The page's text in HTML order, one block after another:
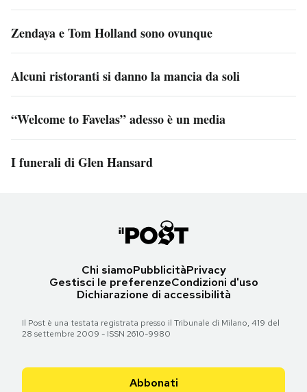
Zendaya e Tom Holland sono ovunque
Alcuni ristoranti si danno la mancia da soli
“Welcome to Favelas” adesso è un media
I funerali di Glen Hansard
Chi siamoPubblicitàPrivacy
Gestisci le preferenzeCondizioni d'uso
Dichiarazione di accessibilità
Il Post è una testata registrata presso il Tribunale di Milano, 419 del
28 settembre 2009 - ISSN 2610-9980
Abbonati